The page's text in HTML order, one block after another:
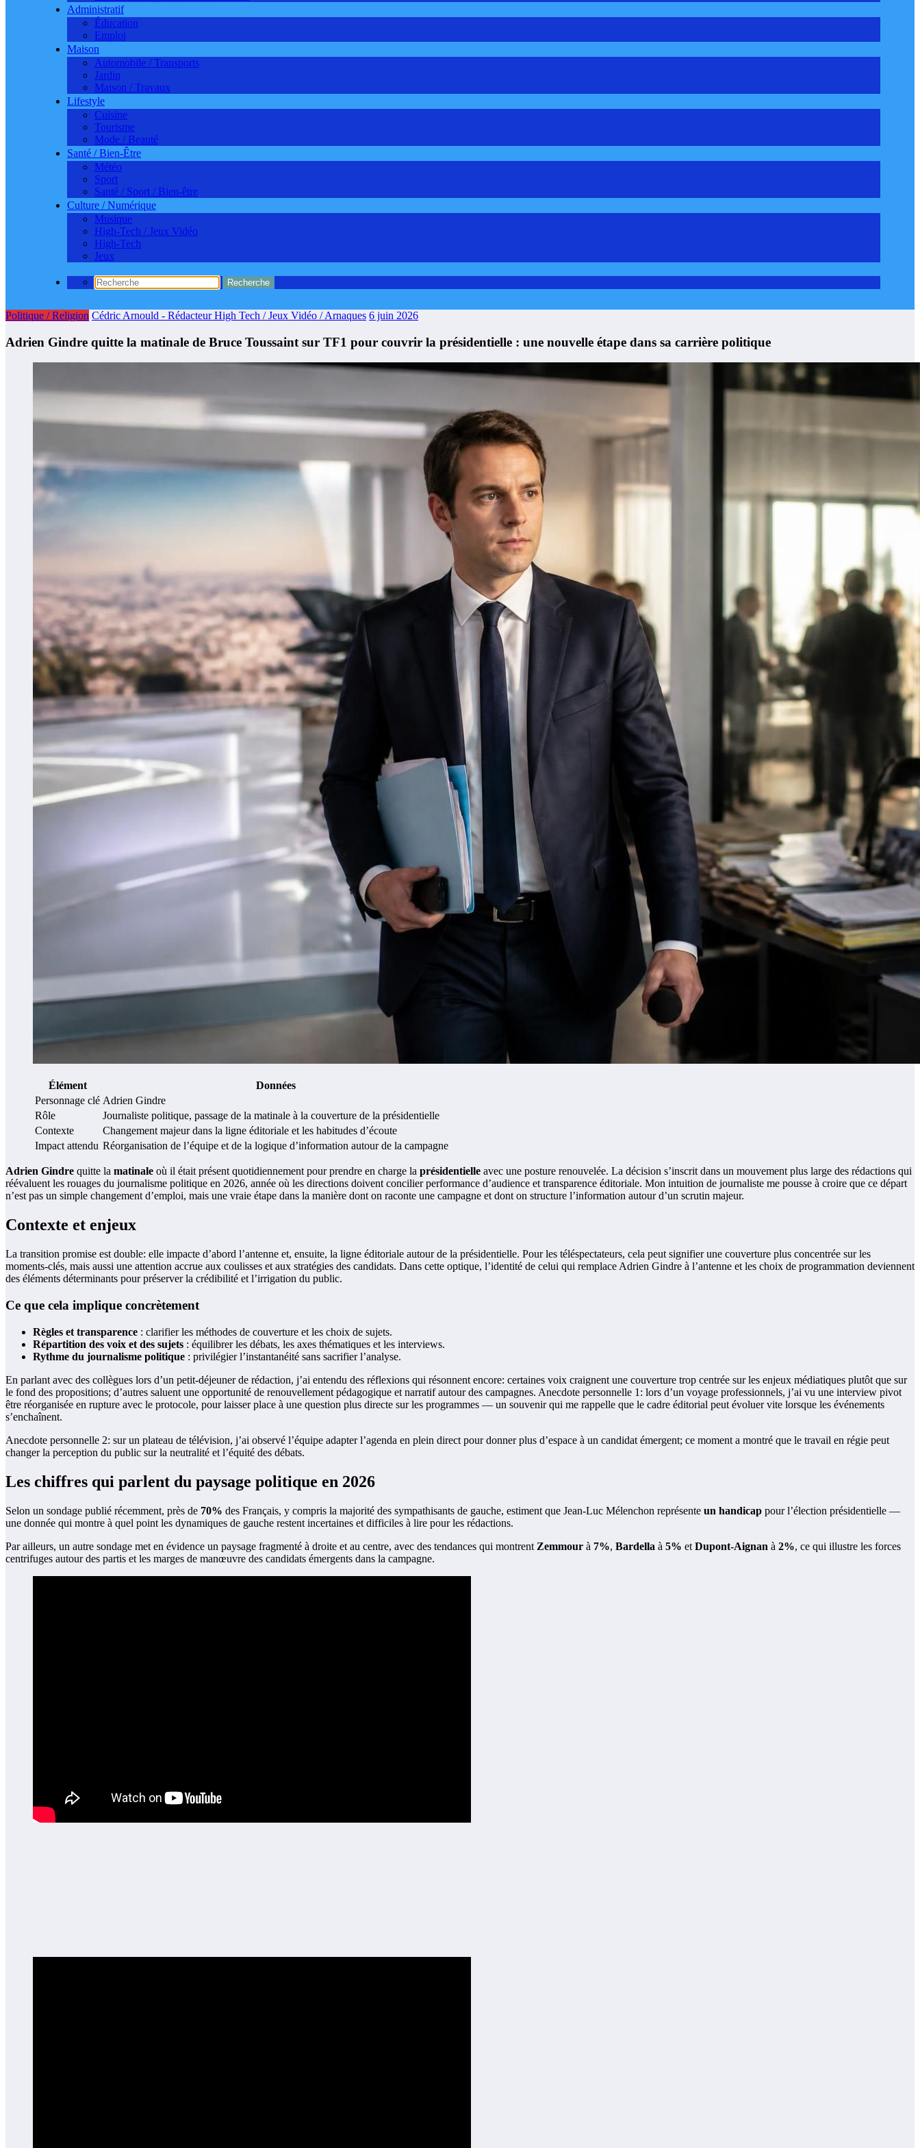
Administratif
Éducation
Emploi
Maison
Automobile / Transports
Jardin
Maison / Travaux
Lifestyle
Cuisine
Tourisme
Mode / Beauté
Santé / Bien-Être
Météo
Sport
Santé / Sport / Bien-être
Culture / Numérique
Musique
High-Tech / Jeux Vidéo
High-Tech
Jeux
Politique / Religion Cédric Arnould - Rédacteur High Tech / Jeux Vidéo / Arnaques 6 juin 2026
Adrien Gindre quitte la matinale de Bruce Toussaint sur TF1 pour couvrir la présidentielle : une nouvelle étape dans sa carrière politique
Élément
Données
Personnage clé Adrien Gindre
Rôle
Journaliste politique, passage de la matinale à la couverture de la présidentielle
Contexte
Changement majeur dans la ligne éditoriale et les habitudes d’écoute
Impact attendu Réorganisation de l’équipe et de la logique d’information autour de la campagne
Adrien Gindre quitte la matinale où il était présent quotidiennement pour prendre en charge la présidentielle avec une posture renouvelée. La décision s’inscrit dans un mouvement plus large des rédactions qui
réévaluent les rouages du journalisme politique en 2026, année où les directions doivent concilier performance d’audience et transparence éditoriale. Mon intuition de journaliste me pousse à croire que ce départ
n’est pas un simple changement d’emploi, mais une vraie étape dans la manière dont on raconte une campagne et dont on structure l’information autour d’un scrutin majeur.
Contexte et enjeux
La transition promise est double: elle impacte d’abord l’antenne et, ensuite, la ligne éditoriale autour de la présidentielle. Pour les téléspectateurs, cela peut signifier une couverture plus concentrée sur les
moments-clés, mais aussi une attention accrue aux coulisses et aux stratégies des candidats. Dans cette optique, l’identité de celui qui remplace Adrien Gindre à l’antenne et les choix de programmation deviennent
des éléments déterminants pour préserver la crédibilité et l’irrigation du public.
Ce que cela implique concrètement
Règles et transparence : clarifier les méthodes de couverture et les choix de sujets.
Répartition des voix et des sujets : équilibrer les débats, les axes thématiques et les interviews.
Rythme du journalisme politique : privilégier l’instantanéité sans sacrifier l’analyse.
En parlant avec des collègues lors d’un petit-déjeuner de rédaction, j’ai entendu des réflexions qui résonnent encore: certaines voix craignent une couverture trop centrée sur les enjeux médiatiques plutôt que sur
le fond des propositions; d’autres saluent une opportunité de renouvellement pédagogique et narratif autour des campagnes. Anecdote personnelle 1: lors d’un voyage professionnels, j’ai vu une interview pivot
être réorganisée en rupture avec le protocole, pour laisser place à une question plus directe sur les programmes — un souvenir qui me rappelle que le cadre éditorial peut évoluer vite lorsque les événements
s’enchaînent.
Anecdote personnelle 2: sur un plateau de télévision, j’ai observé l’équipe adapter l’agenda en plein direct pour donner plus d’espace à un candidat émergent; ce moment a montré que le travail en régie peut
changer la perception du public sur la neutralité et l’équité des débats.
Les chiffres qui parlent du paysage politique en 2026
Selon un sondage publié récemment, près de 70% des Français, y compris la majorité des sympathisants de gauche, estiment que Jean-Luc Mélenchon représente un handicap pour l’élection présidentielle —
une donnée qui montre à quel point les dynamiques de gauche restent incertaines et difficiles à lire pour les rédactions.
Par ailleurs, un autre sondage met en évidence un paysage fragmenté à droite et au centre, avec des tendances qui montrent Zemmour à 7%, Bardella à 5% et Dupont-Aignan à 2%, ce qui illustre les forces
centrifuges autour des partis et les marges de manœuvre des candidats émergents dans la campagne.